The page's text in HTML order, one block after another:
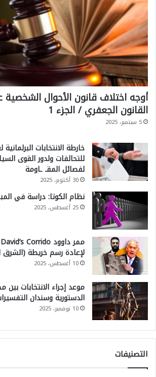
أوجه اختلاف قانون الأحوال
القانون الجعفري / الجزء 1
5 سبتمبر، 2025
للتحالفات ولدور القوى
لفصائل المقـ ـاومة
30 أكتوبر، 2025
نظام الكوتا: دراسة في
25 أغسطس، 2025
لإعادة رسم خريطة (الشرق
10 أغسطس، 2025
موعد إجراء الانتخابات
الدستورية وسندان
10 نوفمبر، 2025
التصنيفات